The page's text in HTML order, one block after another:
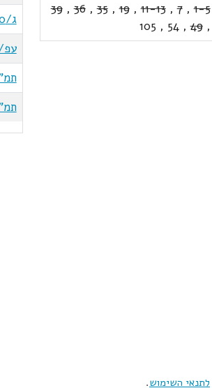
1-5
,
7
,
11-13
,
19
,
35
,
36
,
39
,
49
,
54
,
105
ג/20010
עפ/
תמ"א
תמ"א
לתנאי השימוש.